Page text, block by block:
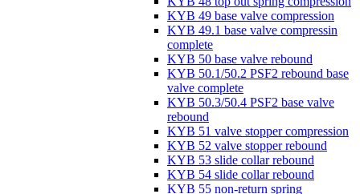
KYB 49 base valve compression
KYB 49.1 base valve compressin
complete
KYB 50 base valve rebound
KYB 50.1/50.2 PSF2 rebound base
valve complete
KYB 50.3/50.4 PSF2 base valve
rebound
KYB 51 valve stopper compression
KYB 52 valve stopper rebound
KYB 53 slide collar rebound
KYB 54 slide collar rebound
KYB 55 non-return spring